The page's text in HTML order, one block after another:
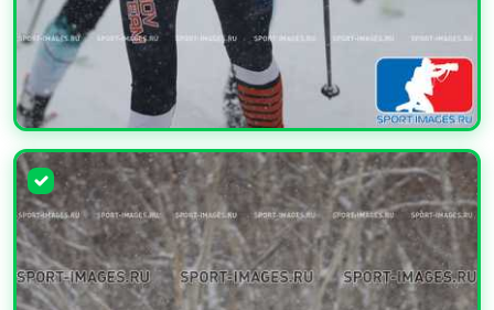
УВЕЛИЧИТЬ